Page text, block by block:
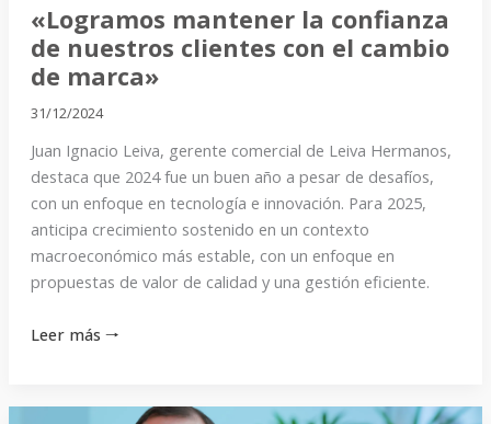
«Logramos mantener la confianza
de nuestros clientes con el cambio
de marca»
31/12/2024
Juan Ignacio Leiva, gerente comercial de Leiva Hermanos,
destaca que 2024 fue un buen año a pesar de desafíos,
con un enfoque en tecnología e innovación. Para 2025,
anticipa crecimiento sostenido en un contexto
macroeconómico más estable, con un enfoque en
propuestas de valor de calidad y una gestión eficiente.
de
marca»
Leer más 🠒